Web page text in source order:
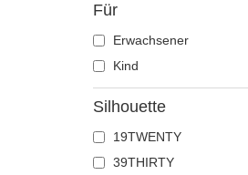
Eichhörnchen
Eidechse
Einhorn
Ente
Eule
Flamingo
Französische bulldogge
Für
Erwachsener
Kind
Silhouette
19TWENTY
39THIRTY